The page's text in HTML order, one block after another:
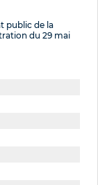
public de la
du 29 mai